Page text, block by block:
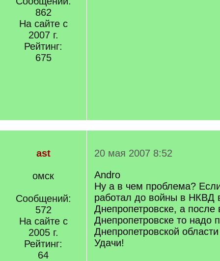
862
На сайте с
2007 г.
Рейтинг:
675
ast
омск
Сообщений:
572
На сайте с
2005 г.
Рейтинг:
64
20 мая 2007 8:52
Andro
Ну а в чем проблема?
работал до войны в НКВД
Днепропетровске, а
Днепропетровске то надо
Днепропетровской
Удачи!